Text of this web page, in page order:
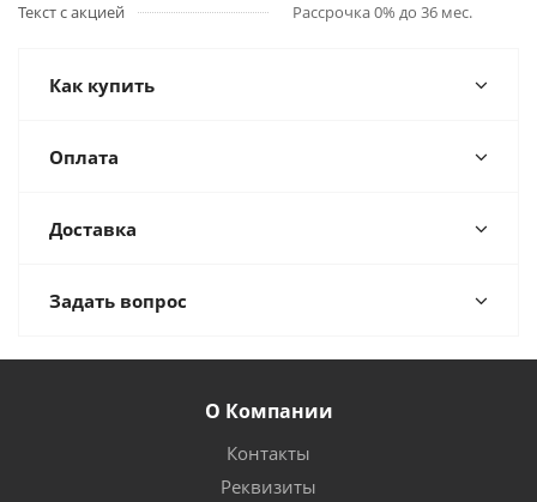
Текст с акцией Рассрочка 0% до 36 мес.
Как купить
Оплата
Доставка
Задать вопрос
О Компании
Контакты
Реквизиты